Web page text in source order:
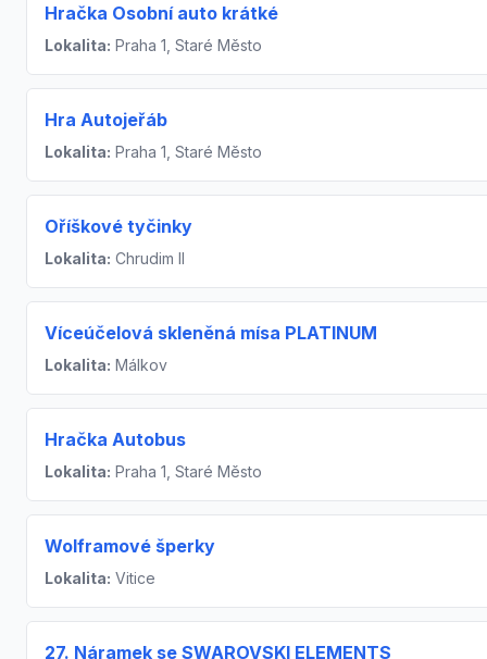
Hračka Osobní auto krátké
Lokalita: Praha 1, Staré Město
Hra Autojeřáb
Lokalita: Praha 1, Staré Město
Oříškové tyčinky
Lokalita: Chrudim II
Víceúčelová skleněná mísa PLATINUM
Lokalita: Málkov
Hračka Autobus
Lokalita: Praha 1, Staré Město
Wolframové šperky
Lokalita: Vitice
27. Náramek se SWAROVSKI ELEMENTS